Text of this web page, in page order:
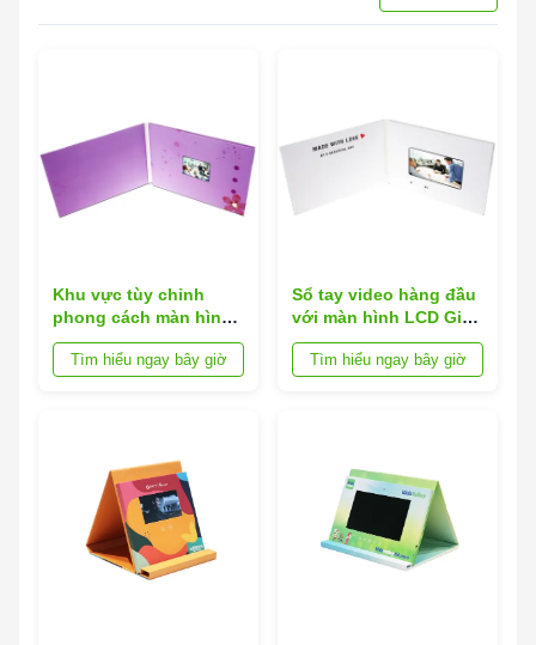
Khu vực tùy chỉnh
phong cách màn hình
LCD Video POS cho
mua hàng B2B
Tìm hiểu ngay bây giờ
Sổ tay video hàng đầu
với màn hình LCD Giải
pháp tiếp thị cuối cùng
Tìm hiểu ngay bây giờ